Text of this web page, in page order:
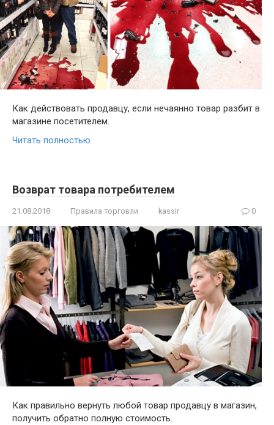
Как действовать продавцу, если нечаянно товар разбит в
магазине посетителем.
Читать полностью
Возврат товара потребителем
21.08.2018 Правила торговли kassir 0
Как правильно вернуть любой товар продавцу в магазин,
получить обратно полную стоимость.